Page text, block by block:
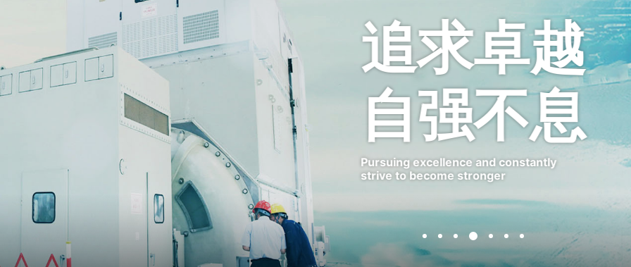
追求卓越
自强不息
Pursuing excellence and constantly
strive to become stronger